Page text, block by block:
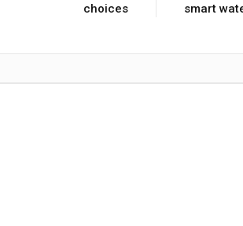
choices
smart